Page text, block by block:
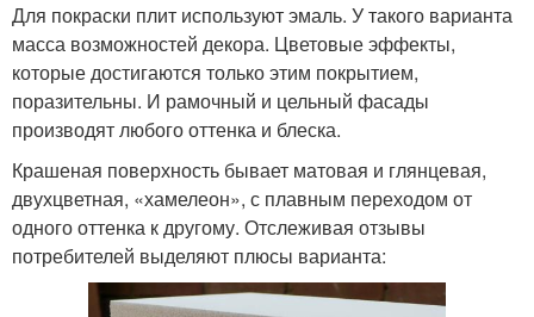
Для покраски плит используют эмаль. У такого варианта
масса возможностей декора. Цветовые эффекты,
которые достигаются только этим покрытием,
поразительны. И рамочный и цельный фасады
производят любого оттенка и блеска.
Крашеная поверхность бывает матовая и глянцевая,
двухцветная, «хамелеон», с плавным переходом от
одного оттенка к другому. Отслеживая отзывы
потребителей выделяют плюсы варианта: